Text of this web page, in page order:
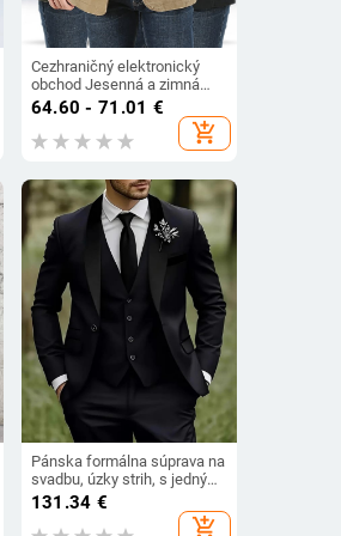
Cezhraničný elektronický
obchod Jesenná a zimná
značka Pánsky ležérny oblek
Ležérny oblek Veľká veľkosť
Malá bunda Bunda 817
64.60 - 71.01 €
add_shopping_cart
Pánska formálna súprava na
svadbu, úzky strih, s jedným
gombíkom, klasický golier,
100% polyester, vhodné na
131.34 €
add_shopping_cart